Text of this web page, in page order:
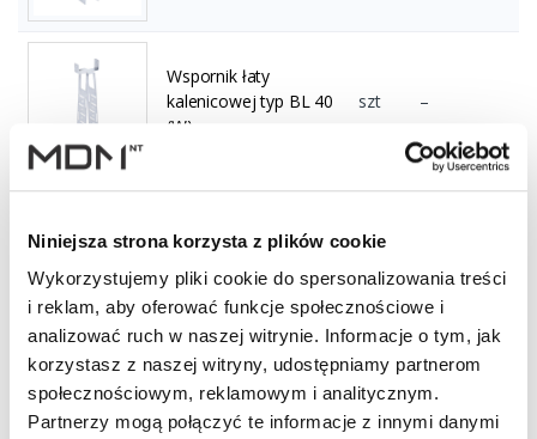
Niniejsza strona korzysta z plików cookie
Wykorzystujemy pliki cookie do spersonalizowania treści
i reklam, aby oferować funkcje społecznościowe i
analizować ruch w naszej witrynie. Informacje o tym, jak
korzystasz z naszej witryny, udostępniamy partnerom
społecznościowym, reklamowym i analitycznym.
Partnerzy mogą połączyć te informacje z innymi danymi
Wspornik łaty
kalenicowej typ BL 40
(W)
szt –
kalenicowej typ BL 50
(W)
szt
Wyświetlono 1–3 z 3 wyników